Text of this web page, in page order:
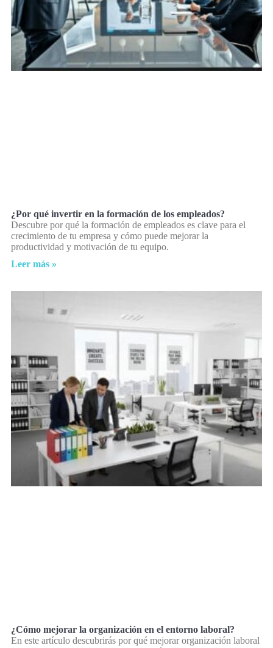
¿Por qué invertir en la formación de los empleados?
Descubre por qué la formación de empleados es clave para el
crecimiento de tu empresa y cómo puede mejorar la
productividad y motivación de tu equipo.
Leer más »
¿Cómo mejorar la organización en el entorno laboral?
En este artículo descubrirás por qué mejorar organización laboral